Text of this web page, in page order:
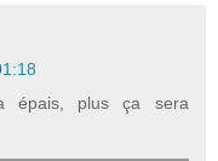
épais, plus ça sera